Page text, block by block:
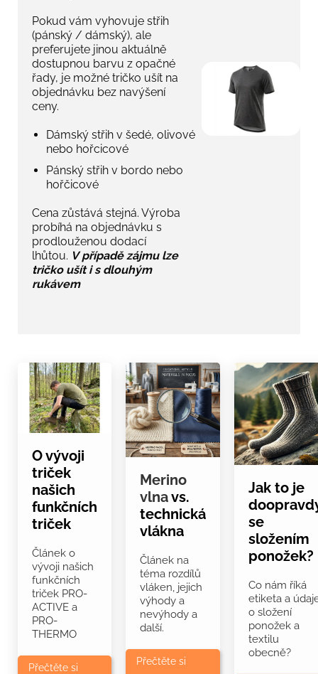
Pokud vám vyhovuje střih
(pánský / dámský), ale
preferujete jinou aktuálně
dostupnou barvu z opačné
řady, je možné tričko ušít na
objednávku bez navýšení
ceny.
Dámský střih v šedé, olivové
nebo hořcicové
Pánský střih v bordo nebo
hořčicové
Cena zůstává stejná. Výroba
probíhá na objednávku s
prodlouženou dodací
lhůtou. Vpřípadě zájmu lze
tričko ušít i s dlouhým
rukávem
O vývoji
triček
našich
funkčních
triček
Článek o
vývoji našich
funkčních
triček PRO-
ACTIVE a
PRO-
THERMO
Přečtěte si
Merino
vlnavs.
technická
vlákna
Článek na
téma rozdílů
vláken, jejich
výhody a
nevýhody a
další.
Přečtěte si
Jak to je
se
složením
ponožek?
Co nám říká
etiketa a
o složení
ponožek a
textilu
obecně?